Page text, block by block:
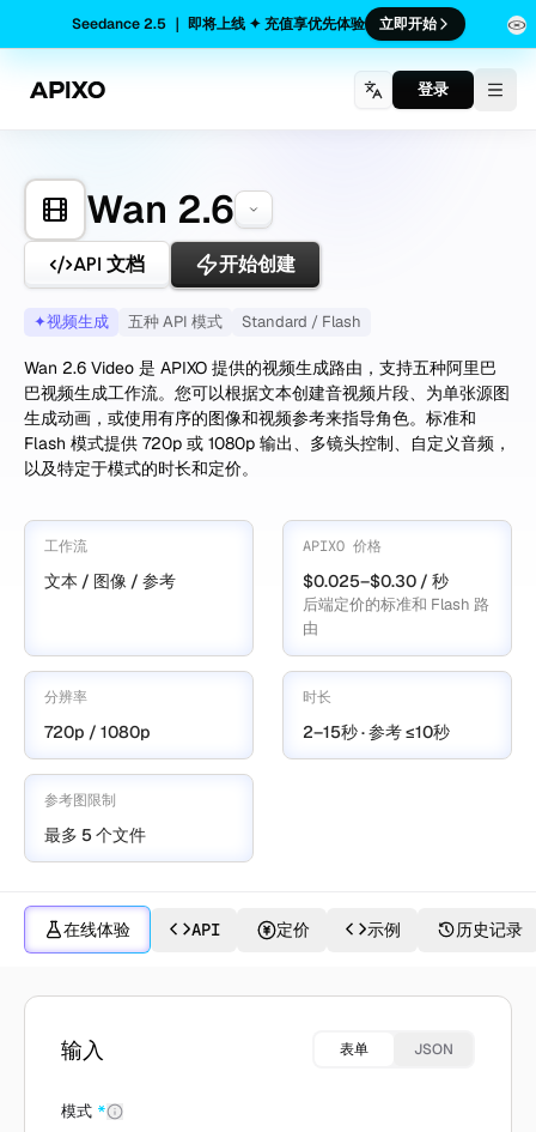
Seedance 2.5 ｜ 即将上线 ✦ 充值享优先体验 立即开始
登录
Wan 2.6
API 文档 开始创建
✦视频生成 五种 API 模式 Standard / Flash
Wan 2.6 Video 是 APIXO 提供的视频生成路由，支持五种阿里巴
巴视频生成工作流。您可以根据文本创建音视频片段、为单张源图
生成动画，或使用有序的图像和视频参考来指导角色。标准和
Flash 模式提供 720p 或 1080p 输出、多镜头控制、自定义音频，
以及特定于模式的时长和定价。
工作流
文本 / 图像 / 参考
APIXO 价格
$0.025–$0.30 / 秒
后端定价的标准和 Flash 路
由
分辨率
720p / 1080p
时长
2–15秒 · 参考 ≤10秒
参考图限制
最多 5 个文件
在线体验 API 定价 示例 历史记录
使用 Wan 2.6 创作
输入 表单 JSON
模式 *